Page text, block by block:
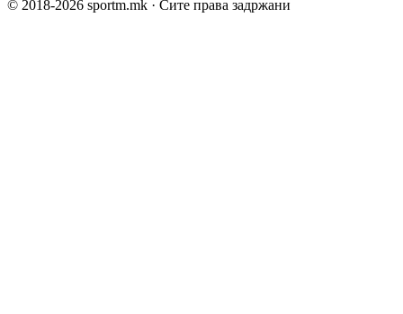
© 2018-2026 sportm.mk · Сите права задржани